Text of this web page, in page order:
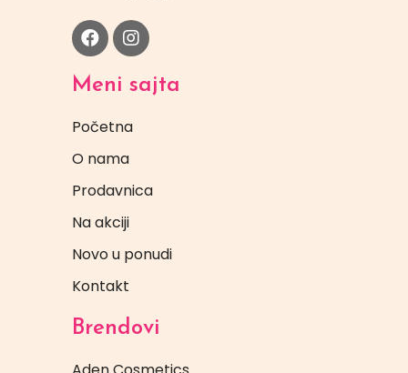
Meni sajta
Početna
O nama
Prodavnica
Na akciji
Novo u ponudi
Kontakt
Brendovi